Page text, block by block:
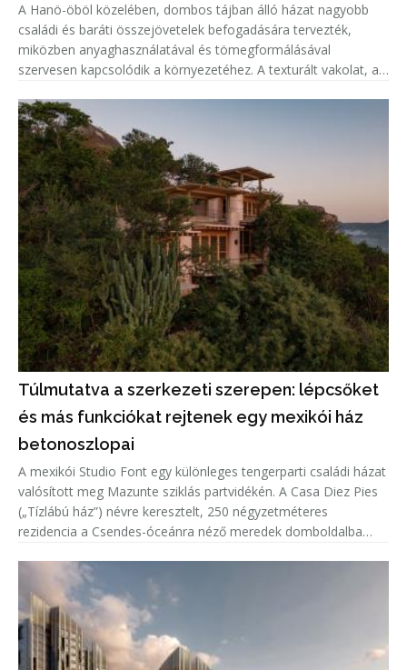
A Hanö-öböl közelében, dombos tájban álló házat nagyobb
családi és baráti összejövetelek befogadására tervezték,
miközben anyaghasználatával és tömegformálásával
szervesen kapcsolódik a környezetéhez. A texturált vakolat, a
hagyományokra, vala
Túlmutatva a szerkezeti szerepen: lépcsőket
és más funkciókat rejtenek egy mexikói ház
betonoszlopai
A mexikói Studio Font egy különleges tengerparti családi házat
valósított meg Mazunte sziklás partvidékén. A Casa Diez Pies
(„Tízlábú ház”) névre keresztelt, 250 négyzetméteres
rezidencia a Csendes-óceánra néző meredek domboldalba
emeli a ter